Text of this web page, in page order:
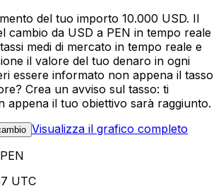
del tuo importo 10.000 USD. Il
cambio da USD a PEN in tempo reale
medi di mercato in tempo reale e
il valore del tuo denaro in ogni
essere informato non appena il tasso
Crea un avviso sul tasso: ti
appena il tuo obiettivo sarà raggiunto.
Visualizza il grafico completo
UTC